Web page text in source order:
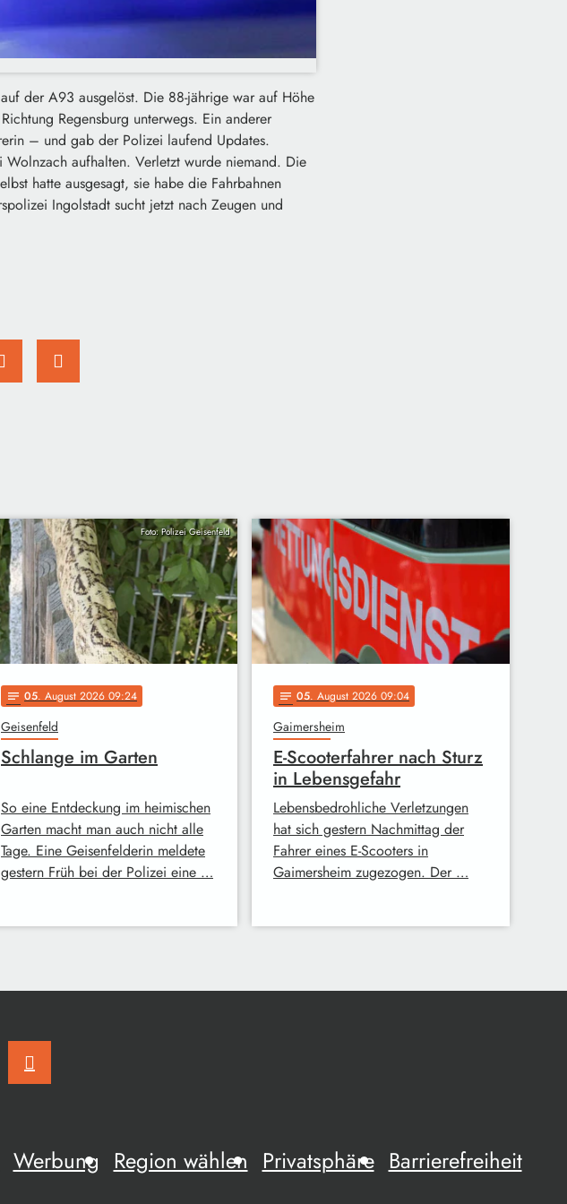
der A93 ausgelöst. Die 88-jährige war auf Höhe
Regensburg unterwegs. Ein anderer
– und gab der Polizei laufend Updates.
aufhalten. Verletzt wurde niemand. Die
hatte ausgesagt, sie habe die Fahrbahnen
Ingolstadt sucht jetzt nach Zeugen und
Foto: Polizei Geisenfeld
notes 05. August 2026 09:24
Geisenfeld
Schlange im Garten
So eine Entdeckung im heimischen
Garten macht man auch nicht alle
Tage. Eine Geisenfelderin meldete
gestern Früh bei der Polizei eine …
notes 05. August 2026 09:04
Gaimersheim
E-Scooterfahrer nach Sturz
in Lebensgefahr
Lebensbedrohliche Verletzungen
hat sich gestern Nachmittag der
Fahrer eines E-Scooters in
Gaimersheim zugezogen. Der …
Werbung Region wählen Privatsphäre Barrierefreiheit